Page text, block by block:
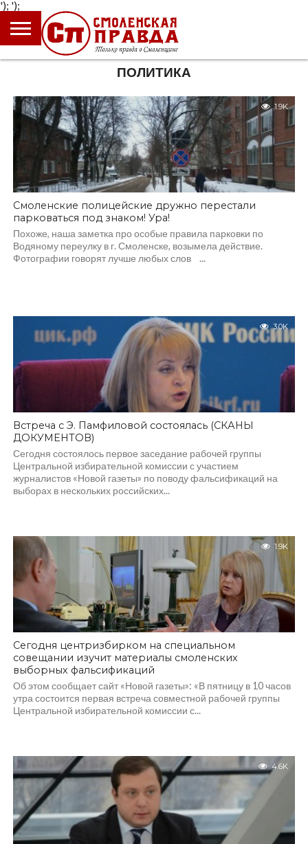
');
ГЛАВНАЯ
НОВОСТИ
ПРОИСШЕСТВИЯ
ПОЛИТИКА
КУЛЬТУРА
ЭКОНОМИКА
ОБЩЕСТВО
БЛОГИ
ПОЛИТИКА
1.9K
Смоленские полицейские дружно перестали
парковаться под знаком! Ура!
Похоже, наша заметка про особые правила парковки по
Водяному переулку в г. Смоленске, возымела действие.
Фотографии говорят лучше любых слов ...
3.0K
Встреча с Э. Памфиловой состоялась (СКАНЫ
ДОКУМЕНТОВ)
Сегодня состоялось первое заседание рабочей группы
Центральной избирательной комиссии с участием
журналистов «Новой газеты» по поводу фальсификаций на
выборах в нескольких российских...
1.9K
Сегодня центризбирком на специальном
совещании изучит материалы смоленских
выборных фальсификаций
Об этом сообщает сайт «Новой газеты»: «В пятницу в 10 часов
утра состоится первая встреча совместной рабочей группы
Центральной избирательной комиссии с...
4.6K
');